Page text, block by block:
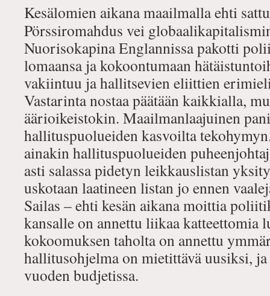
Kesälomien aikana maailmalla ehti
Pörssiromahdus vei
Nuorisokapina Englannissa pakotti
lomaansa ja kokoontumaan
vakiintuu ja hallitsevien eliittien
Vastarinta nostaa päätään kaikkialla,
äärioikeistokin. Maailmanlaajuinen
hallituspuolueiden kasvoilta
ainakin hallituspuolueiden
asti salassa pidetyn leikkauslistan
uskotaan laatineen listan jo ennen
Sailas – ehti kesän aikana moittia
kansalle on annettu liikaa katteettomia
kokoomuksen taholta on annettu
hallitusohjelma on mietittävä uusiksi, ja
vuoden budjetissa.